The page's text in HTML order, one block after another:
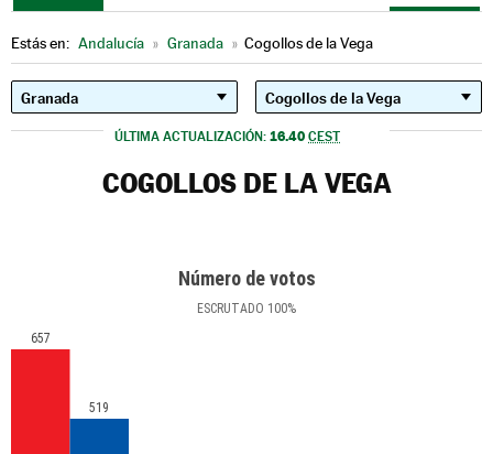
Estás en: Andalucía » Granada » Cogollos de la Vega
ÚLTIMA ACTUALIZACIÓN: 16.40 CEST
COGOLLOS DE LA VEGA
Número de votos
ESCRUTADO 100%
657
519